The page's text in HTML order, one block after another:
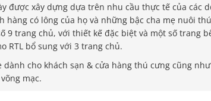
được xây dựng dựa trên nhu cầu thực tế của các
hàng có lông của họ và những bậc cha mẹ nuôi
9 trang chủ, với thiết kế đặc biệt và một số trang
RTL bổ sung với 3 trang chủ.
dành cho khách sạn & cửa hàng thú cưng cũng
mạc.